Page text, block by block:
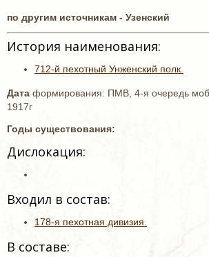
по другим источникам - Узенский
История наименования:
712-й пехотный Унженский полк.
Дата формирования: ПМВ, 4-я очередь
1917г
Годы существования:
Дислокация:
Входил в состав:
178-я пехотная дивизия.
В составе: